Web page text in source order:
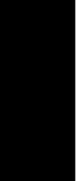
déjanos
terror no
por